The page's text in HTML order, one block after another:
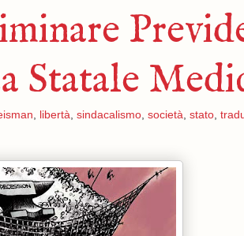
Statale
libertà sindacalismo, società stato,